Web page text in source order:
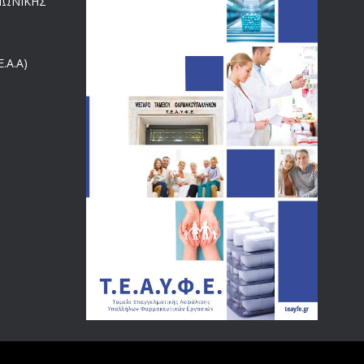
4024
Αναπηρικές συντάξεις: Έρχεται νέα απόφαση από το
υπουργείο Εργασίας -Τι είπε η Δ. Μιχαηλίδου για τις
εκκρεμείς συντάξεις
3769